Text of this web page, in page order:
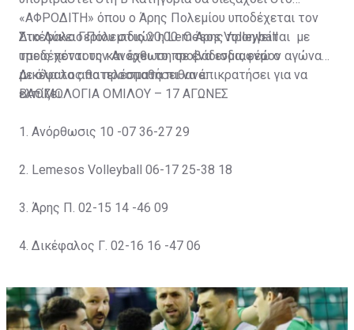
«ΑΦΡΟΔΙΤΗ» όπου ο Άρης Πολεμίου υποδέχεται τον
Δικέφαλο Γερίου στις 20:00. Ο Άρης προηγείται με
τρεις πόντους και έχει το προβάδισμα, ενώ ο
Δικέφαλος θα προσπαθήσει να επικρατήσει για να
ελπίζει.
Στο Λύκειο Πολεμιδιών η Lemesos Volleyball
υποδέχεται την Ανόρθωση σε ένα ενδιαφέρον αγώνα
με όλα τα αποτελέσματα πιθανά.
ΒΑΘΜΟΛΟΓΙΑ ΟΜΙΛΟΥ – 17 ΑΓΩΝΕΣ
1. Ανόρθωσις 10 -07 36-27 29
2. Lemesos Volleyball 06-17 25-38 18
3. Άρης Π. 02-15 14 -46 09
4. Δικέφαλος Γ. 02-16 16 -47 06